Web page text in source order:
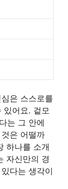
은 스스로를
있어요. 겉모
는 그 안에
은 어떨까
하나를 소개
자신만의 경
다는 생각이